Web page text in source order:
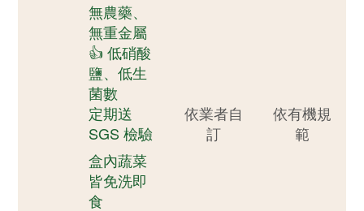
無農藥、
無重金屬
👍 低硝酸
鹽、低生
菌數
定期送
SGS 檢驗
盒內蔬菜
皆免洗即
食
依業者自
訂
依有機規
範